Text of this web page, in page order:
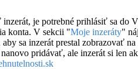
je potrebné prihlásiť sa do
konta. V sekcii "Moje inzeráty"
sa inzerát prestal zobrazovať na
pridávať, ale inzerát si len